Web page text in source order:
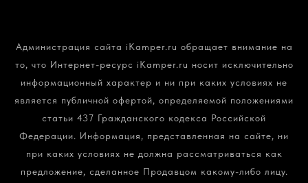
Администрация сайта iKamper.ru обращает внимание на
то, что Интернет-ресурс iKamper.ru носит исключительно
информационный характер и ни при каких условиях не
является публичной офертой, определяемой положениями
статьи 437 Гражданского кодекса Российской
Федерации. Информация, представленная на сайте, ни
при каких условиях не должна рассматриваться как
предложение, сделанное Продавцом какому-либо лицу.